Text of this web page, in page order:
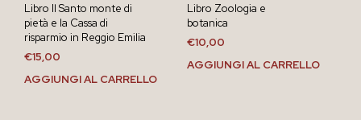
Libro Il Santo monte di
pietà e la Cassa di
risparmio in Reggio Emilia
€15,00
AGGIUNGI AL CARRELLO
Libro Zoologia e
botanica
€10,00
AGGIUNGI AL CARRELLO